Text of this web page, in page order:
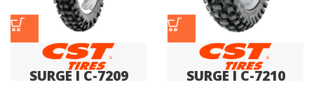
SURGE I C-7209 SURGE I C-7210